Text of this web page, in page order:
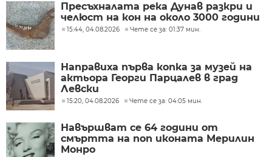
Пресъхналата река Дунав разкри и
челюст на кон на около 3000 години
15:44, 04.08.2026 Чете се за: 01:37 мин.
Направиха първа копка за музей на
актьора Георги Парцалев в град
Левски
15:20, 04.08.2026 Чете се за: 04:05 мин.
Навършват се 64 години от
смъртта на поп иконата Мерилин
Монро